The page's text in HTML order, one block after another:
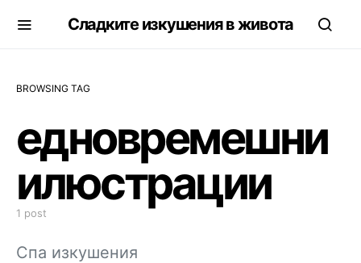
Сладките изкушения в живота
BROWSING TAG
едновремешни
илюстрации
1 post
Спа изкушения